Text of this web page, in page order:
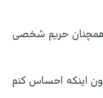
همچنان حریم شخصی
اینکه احساس کنم